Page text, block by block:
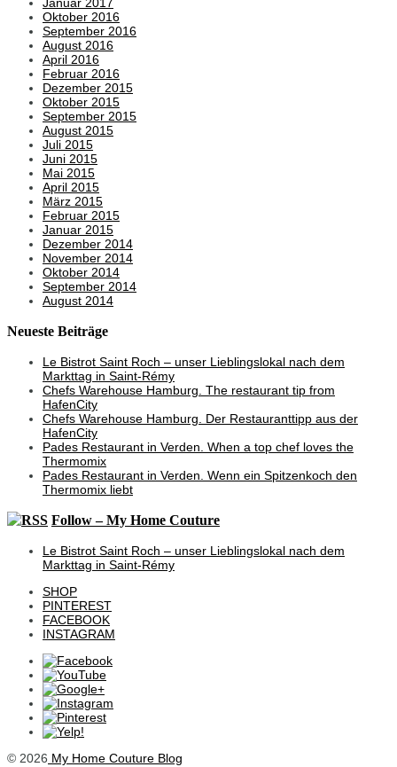
Januar 2017
Oktober 2016
September 2016
August 2016
April 2016
Februar 2016
Dezember 2015
Oktober 2015
September 2015
August 2015
Juli 2015
Juni 2015
Mai 2015
April 2015
März 2015
Februar 2015
Januar 2015
Dezember 2014
November 2014
Oktober 2014
September 2014
August 2014
Neueste Beiträge
Le Bistrot Saint Roch – unser Lieblingslokal nach dem
Markttag in Saint-Rémy
Chefs Warehouse Hamburg. The restaurant tip from
HafenCity
Chefs Warehouse Hamburg. Der Restauranttipp aus der
HafenCity
Pades Restaurant in Verden. When a top chef loves the
Thermomix
Pades Restaurant in Verden. Wenn ein Spitzenkoch den
Thermomix liebt
Follow – My Home Couture
Le Bistrot Saint Roch – unser Lieblingslokal nach dem
Markttag in Saint-Rémy
SHOP
PINTEREST
FACEBOOK
INSTAGRAM
© 2026 My Home Couture Blog